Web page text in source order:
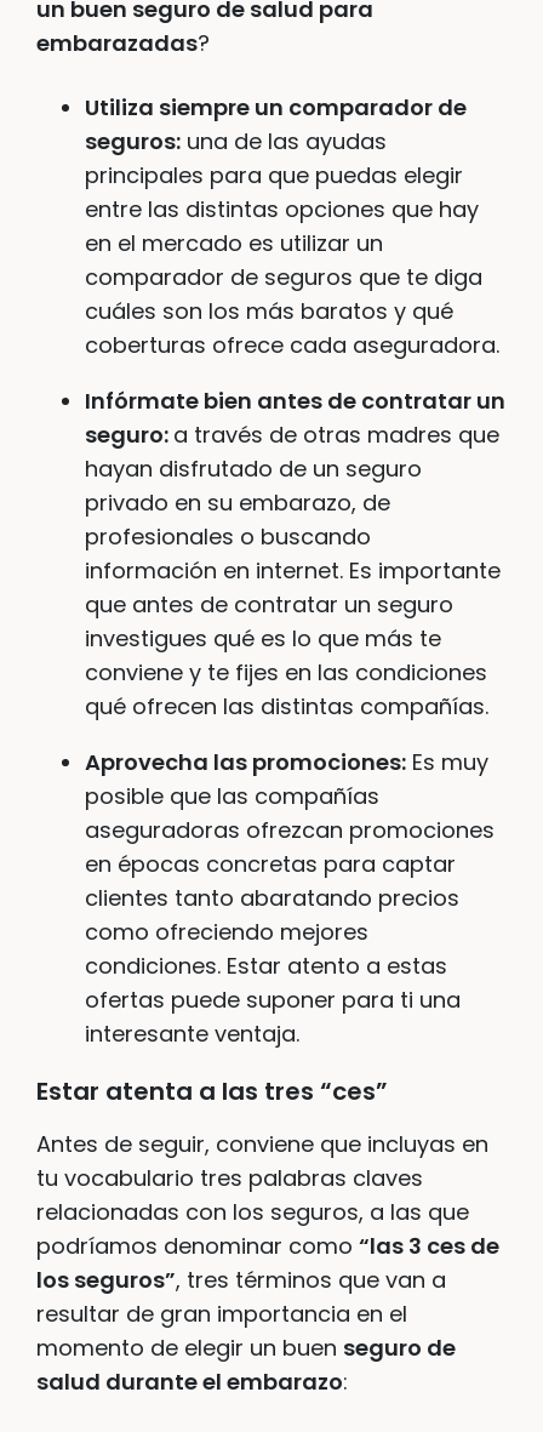
un buen seguro de salud para
embarazadas?
Utiliza siempre un comparador de
seguros: una de las ayudas
principales para que puedas elegir
entre las distintas opciones que hay
en el mercado es utilizar un
comparador de seguros que te diga
cuáles son los más baratos y qué
coberturas ofrece cada aseguradora.
Infórmate bien antes de contratar un
seguro: a través de otras madres que
hayan disfrutado de un seguro
privado en su embarazo, de
profesionales o buscando
información en internet. Es importante
que antes de contratar un seguro
investigues qué es lo que más te
conviene y te fijes en las condiciones
qué ofrecen las distintas compañías.
Aprovecha las promociones: Es muy
posible que las compañías
aseguradoras ofrezcan promociones
en épocas concretas para captar
clientes tanto abaratando precios
como ofreciendo mejores
condiciones. Estar atento a estas
ofertas puede suponer para ti una
interesante ventaja.
Estar atenta a las tres “ces”
Antes de seguir, conviene que incluyas en
tu vocabulario tres palabras claves
relacionadas con los seguros, a las que
podríamos denominar como “las 3 ces de
los seguros”, tres términos que van a
resultar de gran importancia en el
momento de elegir un buen seguro de
salud durante el embarazo: